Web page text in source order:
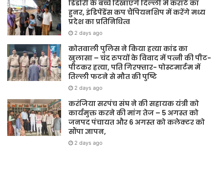
डिंडोरी के बच्चे दिखाएंगे दिल्ली में कराटे का
हुनर, इंडिपेंडेंस कप चैंपियनशिप में करेंगे मध्य
प्रदेश का प्रतिनिधित्व
2 days ago
कोतवाली पुलिस ने किया हत्या कांड का
खुलासा – चंद रुपयों के विवाद में पत्नी की पीट-
पीटकर हत्या, पति गिरफ्तार- पोस्टमार्टम में
तिल्ली फटने से मौत की पुष्टि
2 days ago
करंजिया सरपंच संघ ने की सहायक यंत्री को
कार्यमुक्त करने की मांग तेज – 5 अगस्त को
जनपद पंचायत और 6 अगस्त को कलेक्टर को
सौंपा ज्ञापन,
2 days ago